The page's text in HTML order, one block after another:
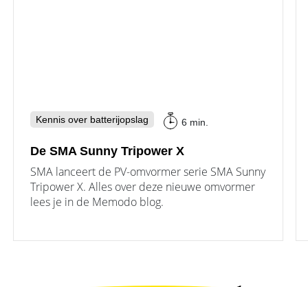
Kennis over batterijopslag 6 min.
De SMA Sunny Tripower X
SMA lanceert de PV-omvormer serie SMA Sunny
Tripower X. Alles over deze nieuwe omvormer
lees je in de Memodo blog.